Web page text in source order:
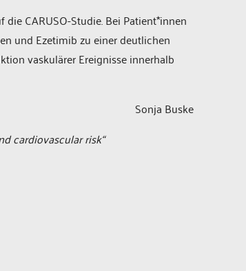
CARUSO-Studie. Bei Patient*innen
und Ezetimib zu einer deutlichen
vaskulärer Ereignisse innerhalb
Sonja Buske
cardiovascular risk“